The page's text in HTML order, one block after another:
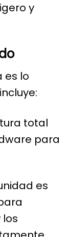
y
es lo
incluye:
total
para
es